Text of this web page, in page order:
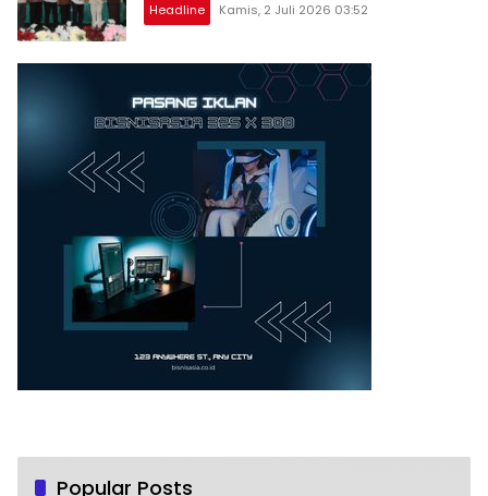
Headline Kamis, 2 Juli 2026 03:52
Popular Posts